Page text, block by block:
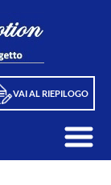
VAI AL RIEPILOGO